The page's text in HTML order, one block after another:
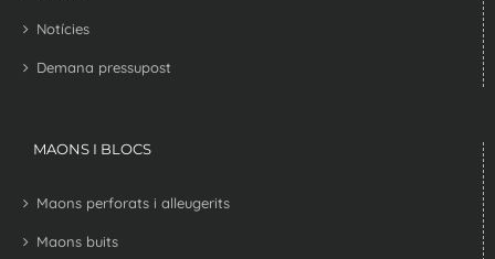
Notícies
Demana pressupost
MAONS I BLOCS
Maons perforats i alleugerits
Maons buits